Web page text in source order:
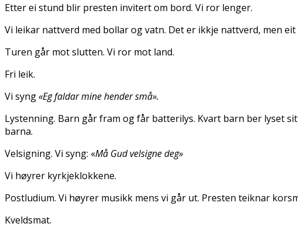
Etter ei stund blir presten invitert om bord. Vi ror lenger.
Vi leikar nattverd med bollar og vatn. Det er ikkje nattverd, men
Turen går mot slutten. Vi ror mot land.
Fri leik.
Vi syng«Eg faldar mine hender små».
Lystenning. Barn går fram og får batterilys. Kvart barn ber lyset
barna.
Velsigning. Vi syng: «Må Gud velsigne deg»
Vi høyrer kyrkjeklokkene.
Postludium. Vi høyrer musikk mens vi går ut. Presten teiknar
Kveldsmat.